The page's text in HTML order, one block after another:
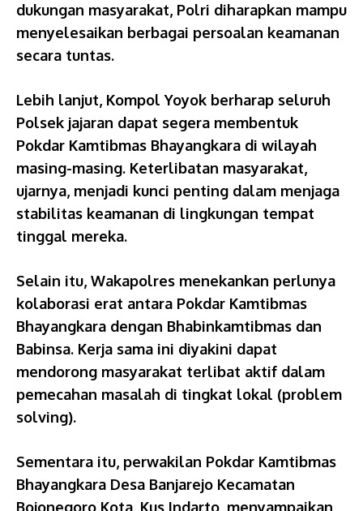
dukungan masyarakat, Polri diharapkan mampu
menyelesaikan berbagai persoalan keamanan
secara tuntas.
Lebih lanjut, Kompol Yoyok berharap seluruh
Polsek jajaran dapat segera membentuk
Pokdar Kamtibmas Bhayangkara di wilayah
masing-masing. Keterlibatan masyarakat,
ujarnya, menjadi kunci penting dalam menjaga
stabilitas keamanan di lingkungan tempat
tinggal mereka.
Selain itu, Wakapolres menekankan perlunya
kolaborasi erat antara Pokdar Kamtibmas
Bhayangkara dengan Bhabinkamtibmas dan
Babinsa. Kerja sama ini diyakini dapat
mendorong masyarakat terlibat aktif dalam
pemecahan masalah di tingkat lokal (problem
solving).
Sementara itu, perwakilan Pokdar Kamtibmas
Bhayangkara Desa Banjarejo Kecamatan
Bojonegoro Kota, Kus Indarto, menyampaikan